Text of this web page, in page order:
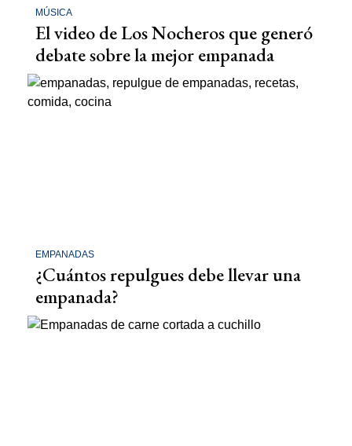
MÚSICA
El video de Los Nocheros que generó
debate sobre la mejor empanada
EMPANADAS
¿Cuántos repulgues debe llevar una
empanada?